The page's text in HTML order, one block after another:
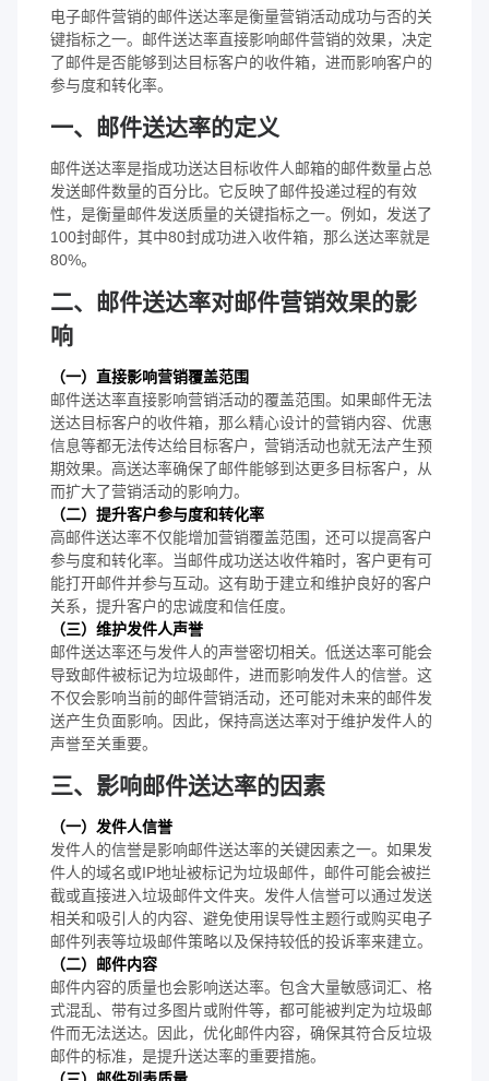
电子邮件营销的邮件送达率是衡量营销活动成功与否的关
键指标之一。邮件送达率直接影响邮件营销的效果，决定
了邮件是否能够到达目标客户的收件箱，进而影响客户的
参与度和转化率。
一、邮件送达率的定义
邮件送达率是指成功送达目标收件人邮箱的邮件数量占总
发送邮件数量的百分比。它反映了邮件投递过程的有效
性，是衡量邮件发送质量的关键指标之一。例如，发送了
100封邮件，其中80封成功进入收件箱，那么送达率就是
80%。
二、邮件送达率对邮件营销效果的影
响
（一）直接影响营销覆盖范围
邮件送达率直接影响营销活动的覆盖范围。如果邮件无法
送达目标客户的收件箱，那么精心设计的营销内容、优惠
信息等都无法传达给目标客户，营销活动也就无法产生预
期效果。高送达率确保了邮件能够到达更多目标客户，从
而扩大了营销活动的影响力。
（二）提升客户参与度和转化率
高邮件送达率不仅能增加营销覆盖范围，还可以提高客户
参与度和转化率。当邮件成功送达收件箱时，客户更有可
能打开邮件并参与互动。这有助于建立和维护良好的客户
关系，提升客户的忠诚度和信任度。
（三）维护发件人声誉
邮件送达率还与发件人的声誉密切相关。低送达率可能会
导致邮件被标记为垃圾邮件，进而影响发件人的信誉。这
不仅会影响当前的邮件营销活动，还可能对未来的邮件发
送产生负面影响。因此，保持高送达率对于维护发件人的
声誉至关重要。
三、影响邮件送达率的因素
（一）发件人信誉
发件人的信誉是影响邮件送达率的关键因素之一。如果发
件人的域名或IP地址被标记为垃圾邮件，邮件可能会被拦
截或直接进入垃圾邮件文件夹。发件人信誉可以通过发送
相关和吸引人的内容、避免使用误导性主题行或购买电子
邮件列表等垃圾邮件策略以及保持较低的投诉率来建立。
（二）邮件内容
邮件内容的质量也会影响送达率。包含大量敏感词汇、格
式混乱、带有过多图片或附件等，都可能被判定为垃圾邮
件而无法送达。因此，优化邮件内容，确保其符合反垃圾
邮件的标准，是提升送达率的重要措施。